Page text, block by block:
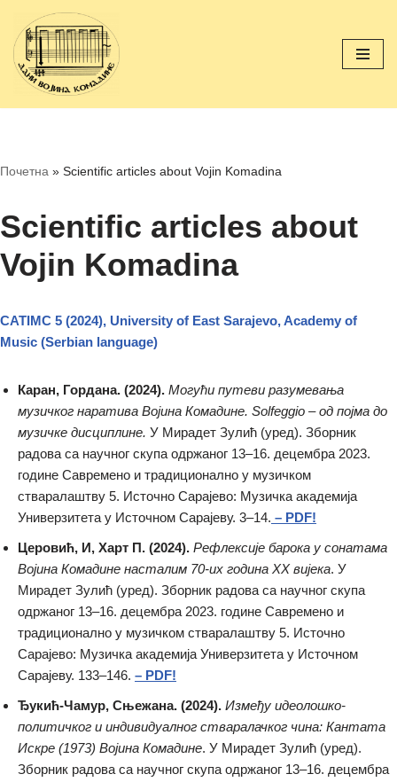
Skip
to
content
Почетна » Scientific articles about Vojin Komadina
Scientific articles about
Vojin Komadina
CATIMC 5 (2024), University of East Sarajevo, Academy of
Мusic (Serbian language)
Каран, Гордана. (2024). Могући путеви разумевања
музичког наратива Војина Комадине. Solfeggio – од појма до
музичке дисциплине. У Мирадет Зулић (уред). Зборник
радова са научног скупа одржаног 13–16. децембра 2023.
године Савремено и традиционално у музичком
стваралаштву 5. Источно Сарајево: Музичка академија
Универзитета у Источном Сарајеву. 3–14. – PDF!
Церовић, И, Харт П. (2024). Рефлексије барока у сонатама
Војина Комадине насталим 70-их година XX вијека. У
Мирадет Зулић (уред). Зборник радова са научног скупа
одржаног 13–16. децембра 2023. године Савремено и
традиционално у музичком стваралаштву 5. Источно
Сарајево: Музичка академија Универзитета у Источном
Сарајеву. 133–146. – PDF!
Ђукић-Чамур, Сњежана. (2024). Између идеолошко-
политичког и индивидуалног стваралачког чина: Кантата
Искре (1973) Војина Комадине. У Мирадет Зулић (уред).
Зборник радова са научног скупа одржаног 13–16. децембра